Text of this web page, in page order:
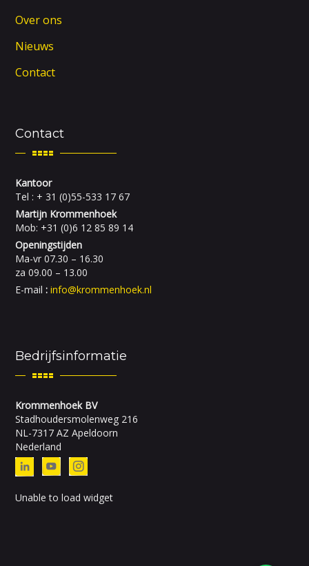
Over ons
Nieuws
Contact
Contact
Kantoor
Tel : + 31 (0)55-533 17 67
Martijn Krommenhoek
Mob: +31 (0)6 12 85 89 14
Openingstijden
Ma-vr 07.30 – 16.30
za 09.00 – 13.00
E-mail :info@krommenhoek.nl
Bedrijfsinformatie
Krommenhoek BV
Stadhoudersmolenweg 216
NL-7317 AZ Apeldoorn
Nederland
Unable to load widget